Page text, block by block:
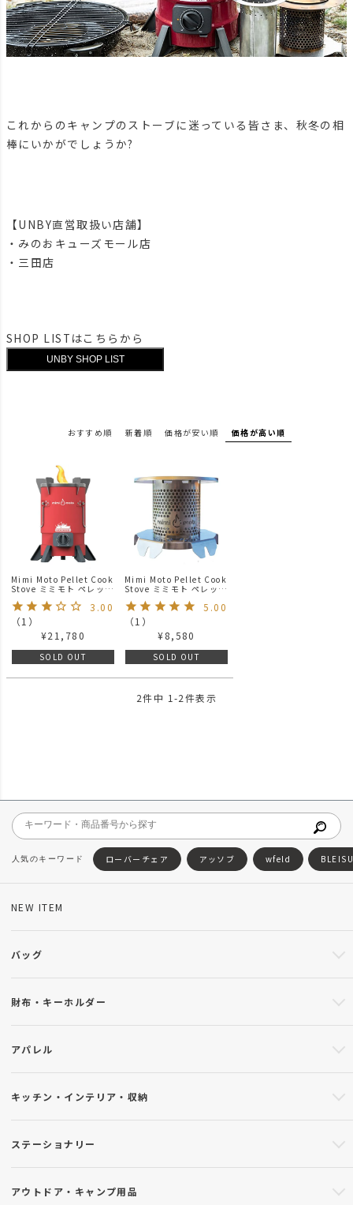
これからのキャンプのストーブに迷っている皆さま、秋冬の相
棒にいかがでしょうか?
【UNBY直営取扱い店舗】
・みのおキューズモール店
・三田店
SHOP LISTはこちらから
おすすめ順 新着順 価格が安い順 価格が高い順
Mimi Moto Pellet Cook
Stove ミミモト ペレット
3.00
（1 ）
¥21,780
SOLD OUT
Mimi Moto Pellet Cook
Stove ミミモト ペレット
クセサリー】
5.00
（1 ）
¥8,580
SOLD OUT
2件中 1 -2件表示
ローバーチェア アッソブ wfeld
NEW ITEM
バッグ
財布・キーホルダー
アパレル
キッチン・インテリア・収納
ステーショナリー
アウトドア・キャンプ用品